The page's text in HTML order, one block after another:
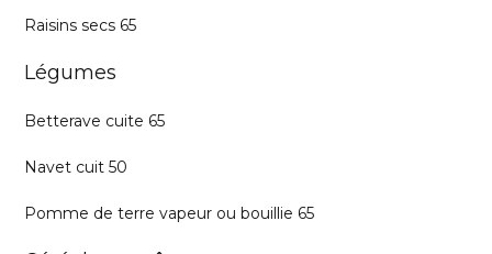
Raisins secs 65
Légumes
Betterave cuite 65
Navet cuit 50
Pomme de terre vapeur ou bouillie 65